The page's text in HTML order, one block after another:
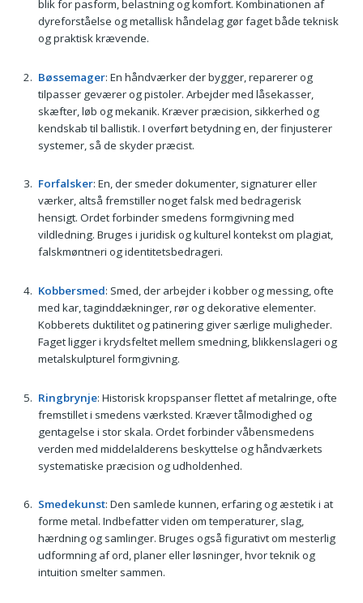
blik for pasform, belastning og komfort. Kombinationen af
dyreforståelse og metallisk håndelag gør faget både teknisk
og praktisk krævende.
Bøssemager: En håndværker der bygger, reparerer og
tilpasser geværer og pistoler. Arbejder med låsekasser,
skæfter, løb og mekanik. Kræver præcision, sikkerhed og
kendskab til ballistik. I overført betydning en, der finjusterer
systemer, så de skyder præcist.
Forfalsker: En, der smeder dokumenter, signaturer eller
værker, altså fremstiller noget falsk med bedragerisk
hensigt. Ordet forbinder smedens formgivning med
vildledning. Bruges i juridisk og kulturel kontekst om plagiat,
falskmøntneri og identitetsbedrageri.
Kobbersmed: Smed, der arbejder i kobber og messing, ofte
med kar, taginddækninger, rør og dekorative elementer.
Kobberets duktilitet og patinering giver særlige muligheder.
Faget ligger i krydsfeltet mellem smedning, blikkenslageri og
metalskulpturel formgivning.
Ringbrynje: Historisk kropspanser flettet af metalringe, ofte
fremstillet i smedens værksted. Kræver tålmodighed og
gentagelse i stor skala. Ordet forbinder våbensmedens
verden med middelalderens beskyttelse og håndværkets
systematiske præcision og udholdenhed.
Smedekunst: Den samlede kunnen, erfaring og æstetik i at
forme metal. Indbefatter viden om temperaturer, slag,
hærdning og samlinger. Bruges også figurativt om mesterlig
udformning af ord, planer eller løsninger, hvor teknik og
intuition smelter sammen.